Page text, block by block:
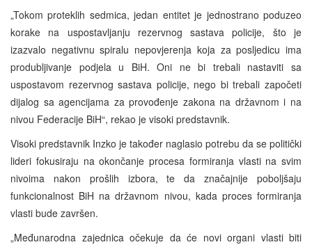
„Tokom proteklih sedmica, jedan entitet je jednostrano poduzeo
korake na uspostavljanju rezervnog sastava policije, što je
izazvalo negativnu spiralu nepovjerenja koja za posljedicu ima
produbljivanje podjela u BiH. Oni ne bi trebali nastaviti sa
uspostavom rezervnog sastava policije, nego bi trebali započeti
dijalog sa agencijama za provođenje zakona na državnom i na
nivou Federacije BiH“, rekao je visoki predstavnik.
Visoki predstavnik Inzko je također naglasio potrebu da se politički
lideri fokusiraju na okončanje procesa formiranja vlasti na svim
nivoima nakon prošlih izbora, te da značajnije poboljšaju
funkcionalnost BiH na državnom nivou, kada proces formiranja
vlasti bude završen.
„Međunarodna zajednica očekuje da će novi organi vlasti biti